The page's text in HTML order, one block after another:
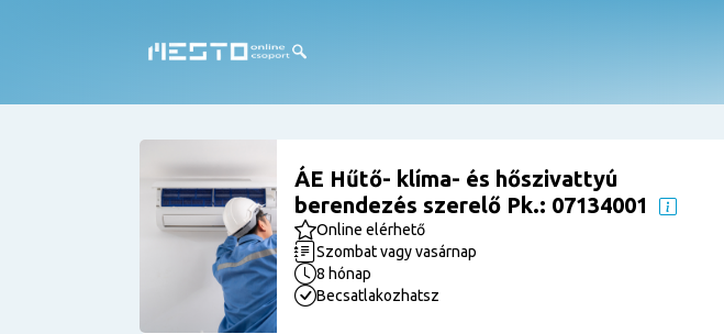
ÁE Hűtő- klíma- és hőszivattyú
berendezés szerelő Pk.: 07134001
Online elérhető
Szombat vagy vasárnap
8 hónap
Becsatlakozhatsz